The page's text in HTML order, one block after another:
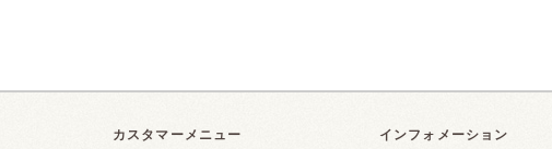
カスタマーメニュー インフォメーション